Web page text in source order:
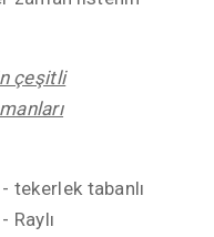
çeşitli
tekerlek tabanlı
Raylı